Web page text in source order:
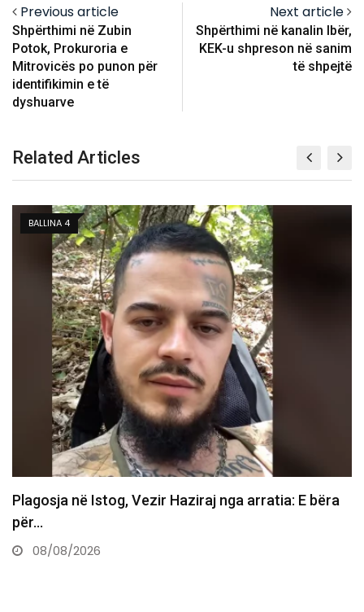
Previous article
Shpërthimi në Zubin
Potok, Prokuroria e
Mitrovicës po punon për
identifikimin e të
dyshuarve
Next article
Shpërthimi në kanalin Ibër,
KEK-u shpreson në sanim
të shpejtë
Related Articles
KOSOVË
Vdes ish-luftëtari i UÇK-së Avni Hoxha
08/08/2026